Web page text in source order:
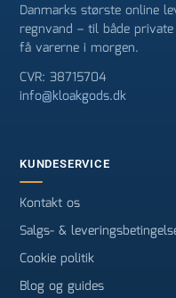
Danmarks største online
regnvand – til både
få varerne i morgen.
CVR: 38715704
info@kloakgods.dk
KUNDESERVICE
Kontakt os
Salgs- &
Cookie politik
Blog og guides